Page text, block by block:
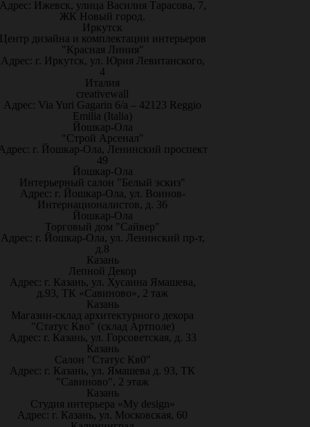
Ижевск, улица Василия Тарасова, 7,
ЖК Новый город.
Иркутск
дизайна и комплектации интерьеров
"Красная Линия"
Адрес: г. Иркутск, ул. Юрия Левитанского,
4
Италия
creativewall
Адрес: Via Yuri Gagarin 6/a – 42123 Reggio
Emilia (Italia)
Йошкар-Ола
"Строй Арсенал"
г. Йошкар-Ола, Ленинский проспект
49
Йошкар-Ола
Интерьерный салон "Белый эскиз"
Адрес: г. Йошкар-Ола, ул. Воинов-
Интернационалистов, д. 36
Йошкар-Ола
Торговый дом "Сайвер"
Адрес: г. Йошкар-Ола, ул. Ленинский пр-т,
д.8
Казань
Лепной Декор
Адрес: г. Казань, ул. Хусаина Ямашева,
д.93, ТК «Савиново», 2 таж
Казань
Магазин-склад архитектурного декора
"Статус Кво" (склад Артполе)
Адрес: г. Казань, ул. Горсоветская, д. 33
Казань
Салон "Статус Кв0"
Адрес: г. Казань, ул. Ямашева д. 93, ТК
"Савиново", 2 этаж
Казань
Студия интерьера «My design»
Адрес: г. Казань, ул. Московская, 60